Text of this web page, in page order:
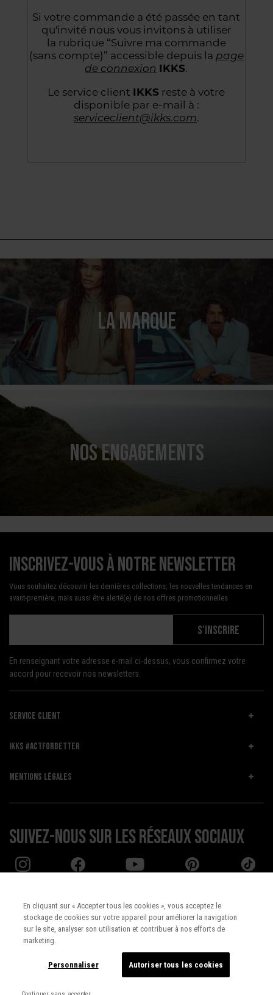
Si votre commande a été passée en tant
qu'invité nous vous invitons à utiliser
la rubrique “Suivre ma commande
(sans compte)” accessible depuis la page
de connexion IKKS.
Le service client IKKS reste à votre
disponible par e-mail à :
serviceclient@ikks.com.
LA MARQUE
NOS ENGAGEMENTS
Inscrivez-vous à notre newsletter
Vous souhaitez découvrir les dernières collections, les nouvelles tendances en
avant-première, mais aussi être alerté(e) de nos offres promotionnelles
S'INSCRIRE
En renseignant votre adresse e-mail ci-dessus, vous confirmez votre
accord pour recevoir nos newsletters.
SERVICE CLIENT
IKKS #ACTFORBETTER
MENTIONS LÉGALES
Suivez-nous sur les réseaux sociaux
Pays : UNITED STATES
Français
En cliquant sur « Accepter tous les cookies », vous acceptez le
stockage de cookies sur votre appareil pour améliorer la navigation
sur le site, analyser son utilisation et contribuer à nos efforts de
marketing.
Personnaliser Autoriser tous les cookies